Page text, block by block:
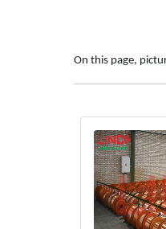
On this page,